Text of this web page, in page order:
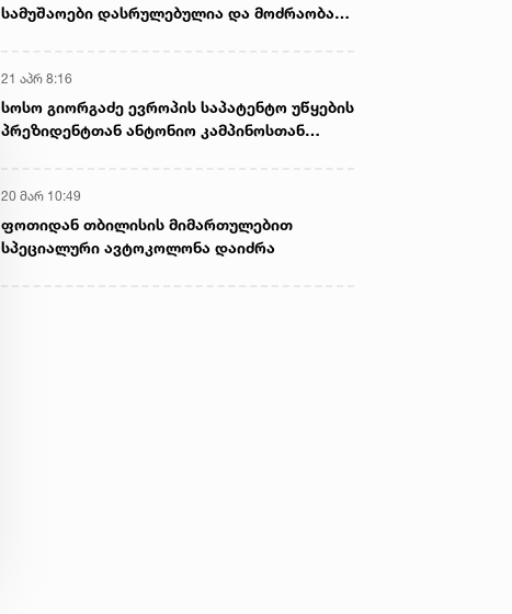
სამუშაოები დასრულებულია და მოძრაობა
21 აპრ 8:16
სოსო გიორგაძე ევროპის საპატენტო უწყების
პრეზიდენტთან ანტონიო კამპინოსთან
20 მარ 10:49
ფოთიდან თბილისის მიმართულებით
სპეციალური ავტოკოლონა დაიძრა